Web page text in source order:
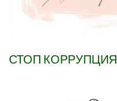
СТОП КОРРУПЦИЯ